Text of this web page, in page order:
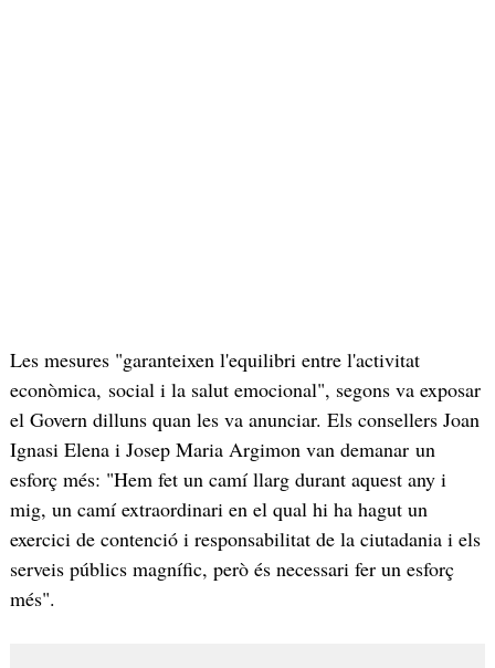
Les mesures "garanteixen l'equilibri entre l'activitat
econòmica, social i la salut emocional", segons va exposar
el Govern dilluns quan les va anunciar. Els consellers Joan
Ignasi Elena i Josep Maria Argimon van demanar un
esforç més: "Hem fet un camí llarg durant aquest any i
mig, un camí extraordinari en el qual hi ha hagut un
exercici de contenció i responsabilitat de la ciutadania i els
serveis públics magnífic, però és necessari fer un esforç
més".